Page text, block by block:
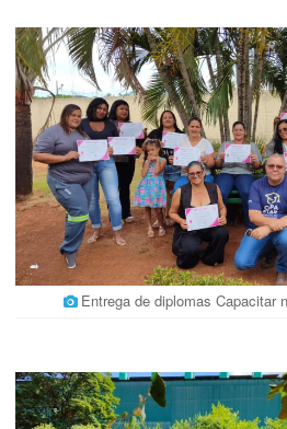
Entrega de diplomas Capacitar